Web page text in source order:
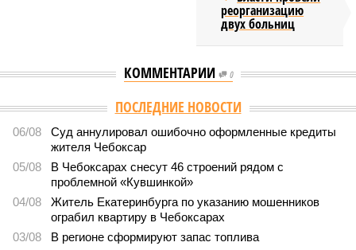
реорганизацию
двух больниц
КОММЕНТАРИИ 0
Версия //Общество //
В регионе учреждены удостоверения мастеров
В регионе учреждены удостоверения мастеров спорта по
борьбе керешу
2041
Заткнуть за пояс